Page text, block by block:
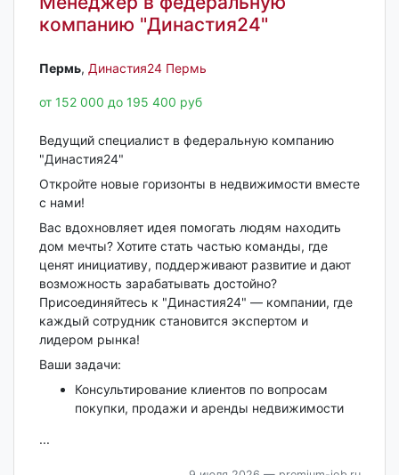
компанию "Династия24"
Пермь‎, Династия24 Пермь
от 152 000 до 195 400 руб
Ведущий специалист в федеральную компанию
"Династия24"
Откройте новые горизонты в недвижимости вместе
с нами!
Вас вдохновляет идея помогать людям находить
дом мечты? Хотите стать частью команды, где
ценят инициативу, поддерживают развитие и дают
возможность зарабатывать достойно?
Присоединяйтесь к "Династия24" — компании, где
каждый сотрудник становится экспертом и
лидером рынка!
Ваши задачи:
Консультирование клиентов по вопросам
покупки, продажи и аренды недвижимости
...